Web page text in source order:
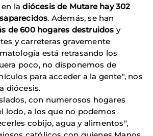
en ladiócesis de Mutare hay 302
. Además, se han
de 600 hogares destruidos y
y carreteras gravemente
está retrasando los
poco, no disponemos de
para acceder a la gente", nos
diócesis.
con numerosos hogares
lodo, a los que no podemos
cobijo, agua y alimentos",